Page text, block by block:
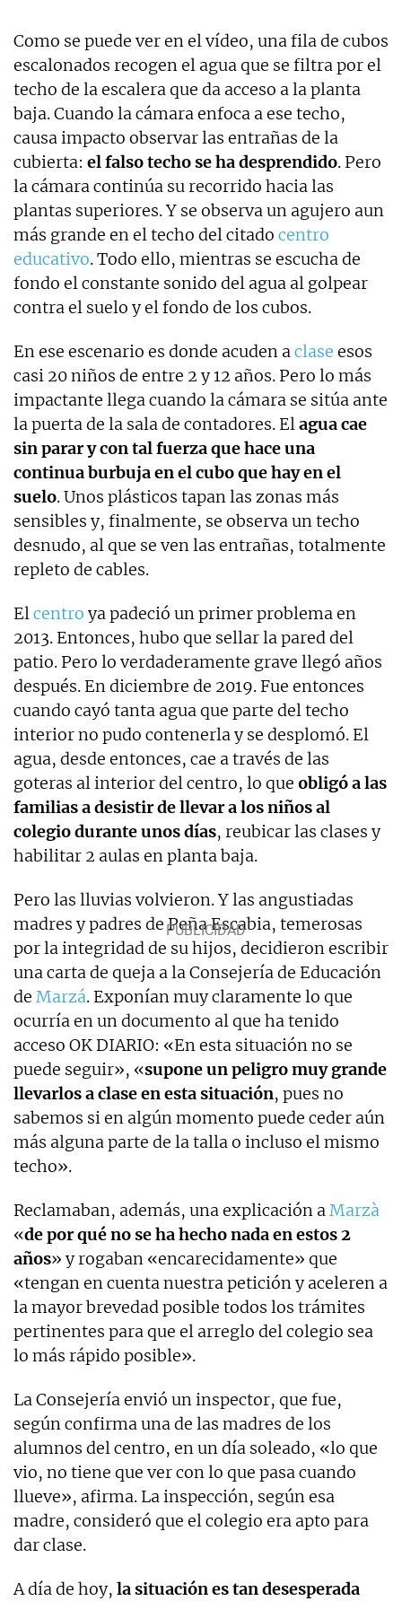
Como se puede ver en el vídeo, una fila de cubos
escalonados recogen el agua que se filtra por el
techo de la escalera que da acceso a la planta
baja. Cuando la cámara enfoca a ese techo,
causa impacto observar las entrañas de la
cubierta: el falso techo se ha desprendido. Pero
la cámara continúa su recorrido hacia las
plantas superiores. Y se observa un agujero aun
más grande en el techo del citado centro
educativo. Todo ello, mientras se escucha de
fondo el constante sonido del agua al golpear
contra el suelo y el fondo de los cubos.
En ese escenario es donde acuden aclase esos
casi 20 niños de entre 2 y 12 años. Pero lo más
impactante llega cuando la cámara se sitúa ante
la puerta de la sala de contadores. Elagua cae
sin parar y con tal fuerza que hace una
continua burbuja en el cubo que hay en el
suelo. Unos plásticos tapan las zonas más
sensibles y, finalmente, se observa un techo
desnudo, al que se ven las entrañas, totalmente
repleto de cables.
Elcentro ya padeció un primer problema en
2013. Entonces, hubo que sellar la pared del
patio. Pero lo verdaderamente grave llegó años
después. En diciembre de 2019. Fue entonces
cuando cayó tanta agua que parte del techo
interior no pudo contenerla y se desplomó. El
agua, desde entonces, cae a través de las
goteras al interior del centro, lo que obligó a las
familias a desistir de llevar a los niños al
colegio durante unos días, reubicar las clases y
habilitar 2 aulas en planta baja.
Pero las lluvias volvieron. Y las angustiadas
madres y padres de Peña Escabia, temerosas
por la integridad de su hijos, decidieron escribir
una carta de queja a la Consejería de Educación
de Marzá. Exponían muy claramente lo que
ocurría en un documento al que ha tenido
acceso OK DIARIO: «En esta situación no se
puede seguir», «supone un peligro muy grande
llevarlos a clase en esta situación, pues no
sabemos si en algún momento puede ceder aún
más alguna parte de la talla o incluso el mismo
techo».
Reclamaban, además, una explicación aMarzà
«de por qué no se ha hecho nada en estos 2
años» y rogaban «encarecidamente» que
«tengan en cuenta nuestra petición y aceleren a
la mayor brevedad posible todos los trámites
pertinentes para que el arreglo del colegio sea
lo más rápido posible».
La Consejería envió un inspector, que fue,
según confirma una de las madres de los
alumnos del centro, en un día soleado, «lo que
vio, no tiene que ver con lo que pasa cuando
llueve», afirma. La inspección, según esa
madre, consideró que el colegio era apto para
dar clase.
A día de hoy, la situación es tan desesperada